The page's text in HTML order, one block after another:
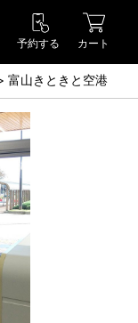
予約する カート
富山きときと空港